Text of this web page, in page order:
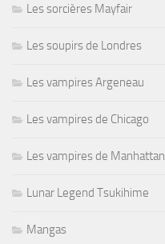
Les sorcières Mayfair
Les soupirs de Londres
Les vampires Argeneau
Les vampires de Chicago
Les vampires de Manhattan
Lunar Legend Tsukihime
Mangas